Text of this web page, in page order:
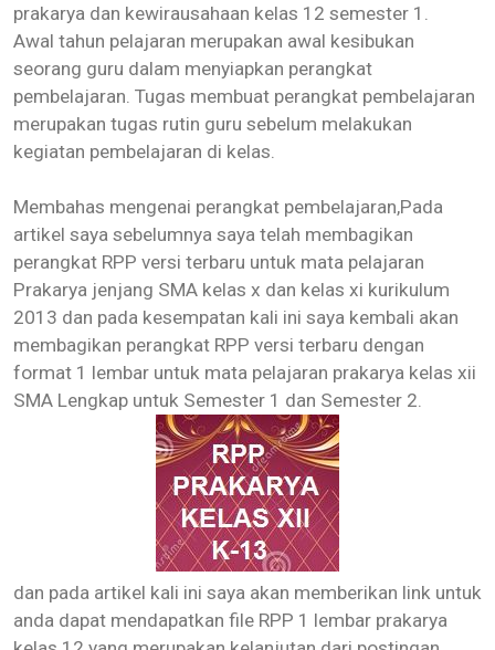
prakarya dan kewirausahaan kelas 12 semester 1.
Awal tahun pelajaran merupakan awal kesibukan
seorang guru dalam menyiapkan perangkat
pembelajaran. Tugas membuat perangkat pembelajaran
merupakan tugas rutin guru sebelum melakukan
kegiatan pembelajaran di kelas.
Membahas mengenai perangkat pembelajaran,Pada
artikel saya sebelumnya saya telah membagikan
perangkat RPP versi terbaru untuk mata pelajaran
Prakarya jenjang SMA kelas x dan kelas xi kurikulum
2013 dan pada kesempatan kali ini saya kembali akan
membagikan perangkat RPP versi terbaru dengan
format 1 lembar untuk mata pelajaran prakarya kelas xii
SMA Lengkap untuk Semester 1 dan Semester 2
dan pada artikel kali ini saya akan memberikan link untuk
anda dapat mendapatkan file RPP 1 lembar prakarya